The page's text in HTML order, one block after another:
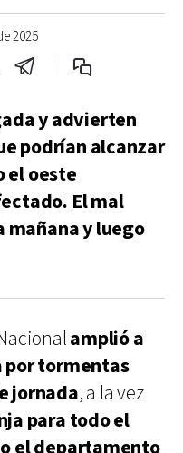
2025
y advierten
podrían alcanzar
el oeste
El mal
y luego
amplió a
por tormentas
jornada, a la vez
para todo el
el departamento